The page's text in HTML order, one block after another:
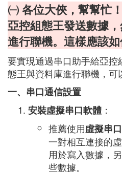
㈠ 各位大俠，幫幫忙
亞控組態王發送數據
進行聯機。這樣應該
要實現通過串口助手給亞
態王與資料庫進行聯機，可
一、串口通信設置
安裝虛擬串口軟體 ：
推薦使用虛擬串
一對相互連接的
用於寫入數據，
些數據。